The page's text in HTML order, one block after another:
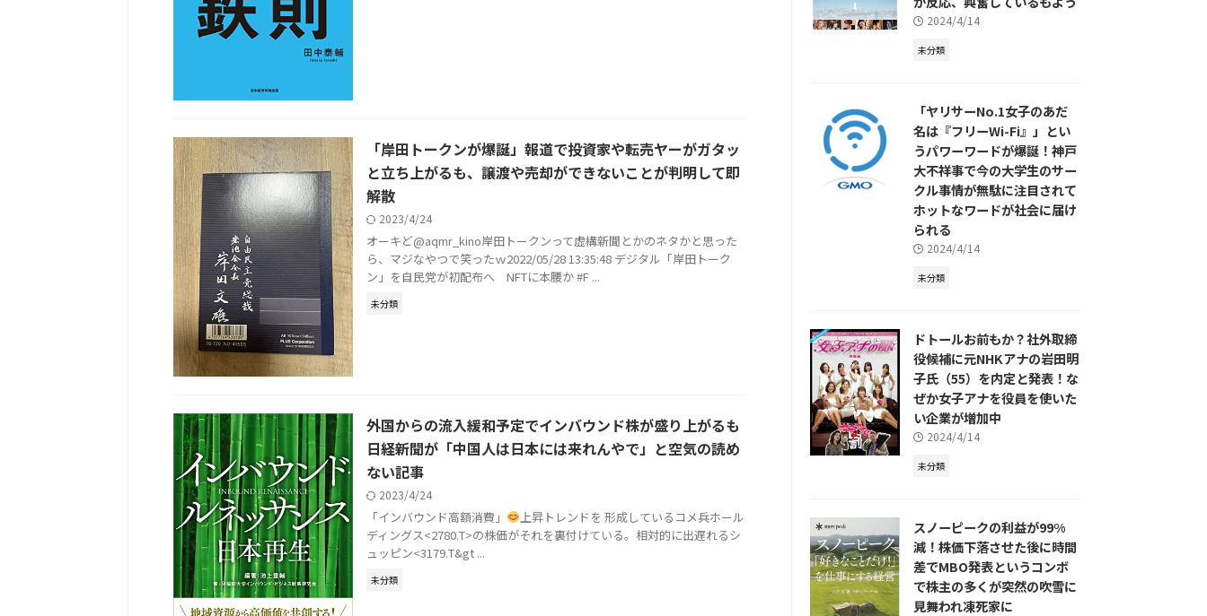
「岸田トークンが爆誕」報道で投資家や転売ヤーがガタッ
と立ち上がるも、譲渡や売却ができないことが判明して即
解散
2023/4/24
オーキど@aqmr_kino岸田トークンって虚構新聞とかのネタかと思った
ら、マジなやつで笑ったｗ2022/05/28 13:35:48 デジタル「岸田トーク
ン」を自民党が初配布へ NFTに本腰か #F ...
未分類
外国からの流入緩和予定でインバウンド株が盛り上がるも
日経新聞が「中国人は日本には来れんやで」と空気の読め
ない記事
2023/4/24
「インバウンド高額消費」
上昇トレンドを 形成しているコメ兵ホール
ディングス<2780.T>の株価がそれを裏付けている。相対的に出遅れるシ
ュッピン<3179.T&gt ...
未分類
2024/4/14
未分類
「ヤリサーNo.1女子のあだ
名は『フリーWi-Fi』」とい
うパワーワードが爆誕！神戸
大不祥事で今の大学生のサー
クル事情が無駄に注目されて
ホットなワードが社会に届け
られる
2024/4/14
未分類
ドトールお前もか？社外取締
役候補に元NHKアナの岩田明
子氏（55）を内定と発表！な
ぜか女子アナを役員を使いた
い企業が増加中
2024/4/14
未分類
スノーピークの利益が99%
減！株価下落させた後に時間
差でMBO発表というコンボ
で株主の多くが突然の吹雪に
見舞われ凍死家に